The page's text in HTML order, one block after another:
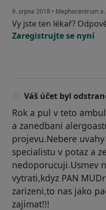
9. srpna 2018 • Mephacentrum a.
Vy jste ten lékař?
Zaregistrujte se nyní
Váš účet byl
Rok a pul v teto
a zanedbani
projevu.Nebere
specialistu v potaz a
nedoporucuji.Usmev
vytrati,kdyz PAN
zarizeni,to nas jako
zajimat!!!